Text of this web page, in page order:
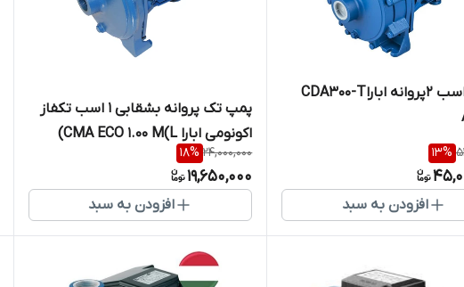
پمپ ۳اسب ۲پروانه اباراCDA300-T
13%
افزودن به سبد
پمپ تک پروانه بشقابی 1 اسب تکفاز
اکونومی ابارا CMA ECO 1.00 M(L)
24,000,000
18%
19,650,000
افزودن به سبد